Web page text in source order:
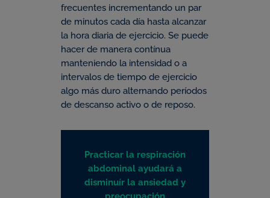
frecuentes incrementando un par
de minutos cada día hasta alcanzar
la hora diaria de ejercicio. Se puede
hacer de manera contínua
manteniendo la intensidad o a
intervalos de tiempo de ejercicio
algo más duro alternando períodos
de descanso activo o de reposo.
Practicar la respiración
abdominal ayudará a
disminuír la ansiedad y